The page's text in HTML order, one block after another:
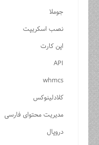
جوملا
نصب اسکریپت
اپن کارت
API
whmcs
کلادلینوکس
مدیریت محتوای فارسی
دروپال